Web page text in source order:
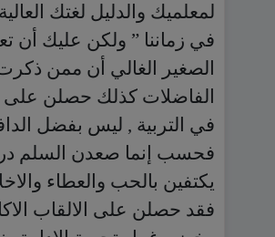
لمعلميك والدليل لغتك
في زماننا ” ولكن عليك أن
الصغير الغالي أن ممن
الفاضلات كذلك حصلن على
في التربية , ليس بفضل
فحسب إنما صعدن السلم
يكتفين بالحب والعطاء
فقد حصلن على الالقاب